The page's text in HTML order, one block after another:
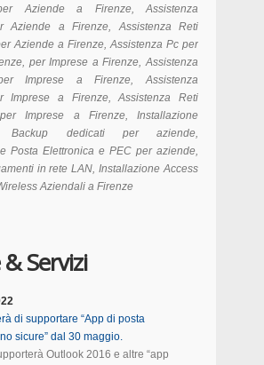
Aziende a Firenze, Assistenza
Aziende a Firenze, Assistenza Reti
Aziende a Firenze, Assistenza Pc per
per Imprese a Firenze, Assistenza
Imprese a Firenze, Assistenza
Imprese a Firenze, Assistenza Reti
Imprese a Firenze, Installazione
dedicati per aziende,
Posta Elettronica e PEC per aziende,
in rete LAN, Installazione Access
Aziendali a Firenze
Servizi
di supportare “App di posta
sicure” dal 30 maggio.
Outlook 2016 e altre “app